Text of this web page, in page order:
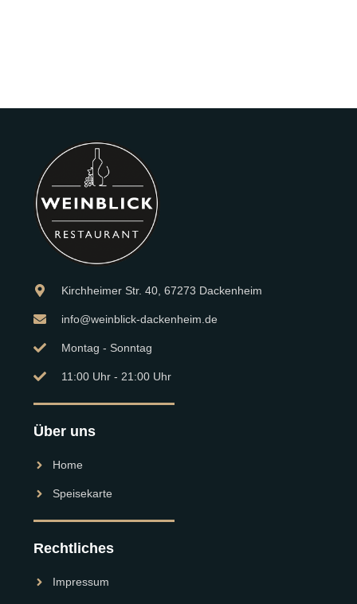
Kirchheimer Str. 40, 67273 Dackenheim
info@weinblick-dackenheim.de
Montag - Sonntag
11:00 Uhr - 21:00 Uhr
Über uns
Home
Speisekarte
Rechtliches
Impressum